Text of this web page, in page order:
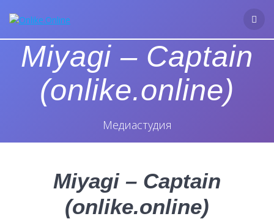
Miyagi – Captain
(onlike.online)
Медиастудия
Miyagi – Captain
(onlike.online)